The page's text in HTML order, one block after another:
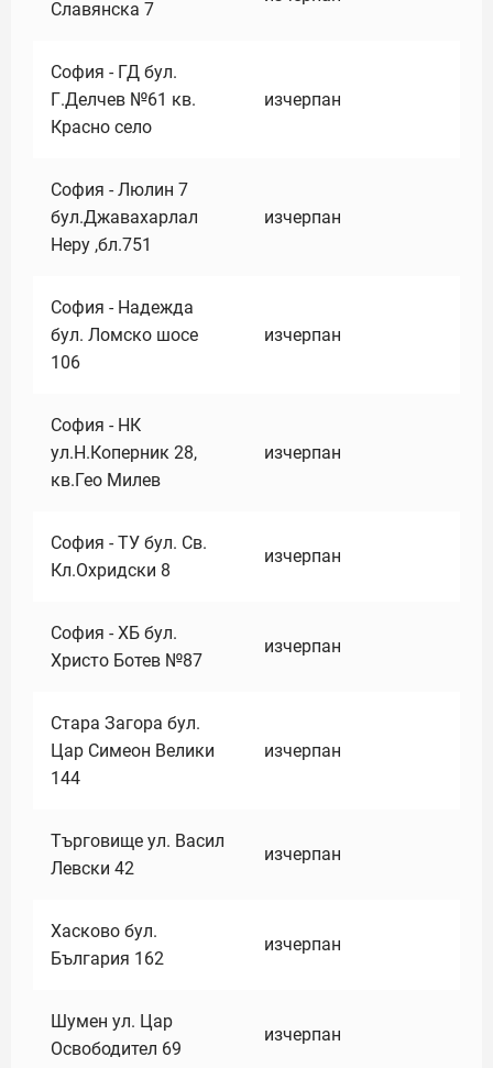
Славянска 7
София - ГД бул.
Г.Делчев №61 кв.
Красно село
изчерпан
София - Люлин 7
бул.Джавахарлал
Неру ,бл.751
изчерпан
София - Надежда
бул. Ломско шосе
106
изчерпан
София - НК
ул.Н.Коперник 28,
кв.Гео Милев
изчерпан
София - ТУ бул. Св.
Кл.Охридски 8
изчерпан
София - ХБ бул.
Христо Ботев №87
изчерпан
Стара Загора бул.
Цар Симеон Велики
144
изчерпан
Търговище ул. Васил
Левски 42
изчерпан
Хасково бул.
България 162
изчерпан
Шумен ул. Цар
Освободител 69
изчерпан